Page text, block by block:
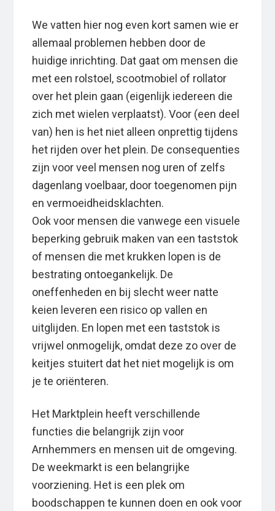
We vatten hier nog even kort samen wie er
allemaal problemen hebben door de
huidige inrichting. Dat gaat om mensen die
met een rolstoel, scootmobiel of rollator
over het plein gaan (eigenlijk iedereen die
zich met wielen verplaatst). Voor (een deel
van) hen is het niet alleen onprettig tijdens
het rijden over het plein. De consequenties
zijn voor veel mensen nog uren of zelfs
dagenlang voelbaar, door toegenomen pijn
en vermoeidheidsklachten.
Ook voor mensen die vanwege een visuele
beperking gebruik maken van een taststok
of mensen die met krukken lopen is de
bestrating ontoegankelijk. De
oneffenheden en bij slecht weer natte
keien leveren een risico op vallen en
uitglijden. En lopen met een taststok is
vrijwel onmogelijk, omdat deze zo over de
keitjes stuitert dat het niet mogelijk is om
je te oriënteren.
Het Marktplein heeft verschillende
functies die belangrijk zijn voor
Arnhemmers en mensen uit de omgeving.
De weekmarkt is een belangrijke
voorziening. Het is een plek om
boodschappen te kunnen doen en ook voor